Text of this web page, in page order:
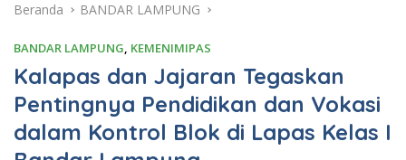
Beranda BANDAR LAMPUNG
BANDAR LAMPUNG, KEMENIMIPAS
Kalapas dan Jajaran Tegaskan
Pentingnya Pendidikan dan Vokasi
dalam Kontrol Blok di Lapas Kelas I